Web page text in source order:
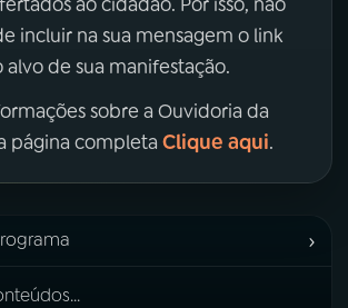
incluir na sua mensagem o link
de sua manifestação.
sobre a Ouvidoria da
página completa Clique aqui.
›